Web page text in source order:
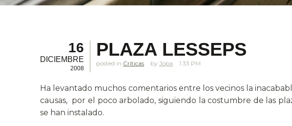
16
DICIEMBRE
2008
PLAZA LESSEPS
posted in Criticas Jopa 1.33 PM
Ha levantado muchos comentarios entre los vecinos la
causas, por el poco arbolado, siguiendo la costumbre de las
se han instalado.